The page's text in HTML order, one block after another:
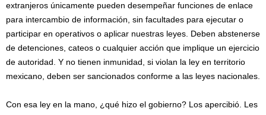
extranjeros únicamente pueden desempeñar funciones de enlace
para intercambio de información, sin facultades para ejecutar o
participar en operativos o aplicar nuestras leyes. Deben abstenerse
de detenciones, cateos o cualquier acción que implique un ejercicio
de autoridad. Y no tienen inmunidad, si violan la ley en territorio
mexicano, deben ser sancionados conforme a las leyes nacionales.
Con esa ley en la mano, ¿qué hizo el gobierno? Los apercibió. Les